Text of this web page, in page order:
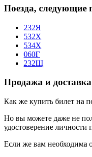
Поезда,
232Я
532Х
534Х
060Г
232Щ
Продажа и
Как же купить билет на
Но вы можете даже не
удостоверение личности
Если же вам необходима